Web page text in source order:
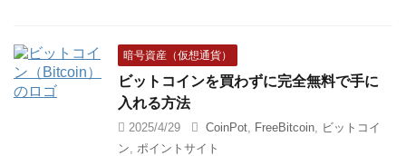
暗号資産（仮想通貨）
ビットコインを買わずに完全無料で手に
入れる方法
2025/4/29 CoinPot FreeBitcoin
ビットコイ
ン
ポイントサイト